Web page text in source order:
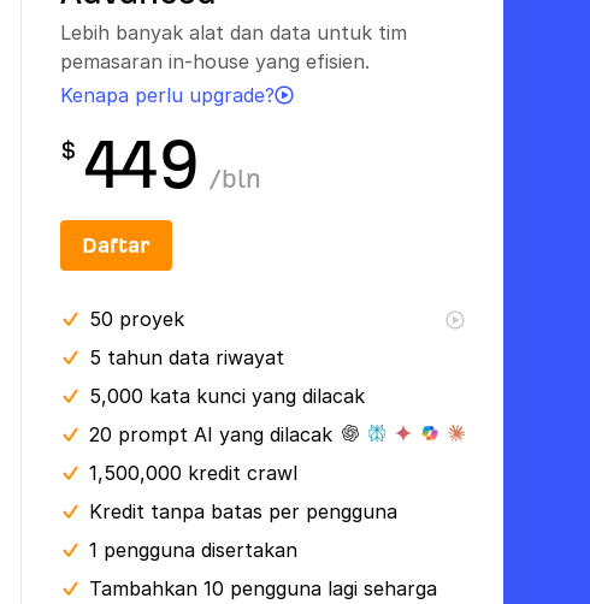
Lebih banyak alat dan data untuk tim
pemasaran in-house yang efisien.
Kenapa perlu upgrade?
$ 449 /bln
Daftar
50 proyek
5 tahun data riwayat
5,000 kata kunci yang dilacak
20 prompt AI yang dilacak
1,500,000 kredit crawl
Kredit tanpa batas per pengguna
1 pengguna disertakan
Tambahkan 10 pengguna lagi seharga